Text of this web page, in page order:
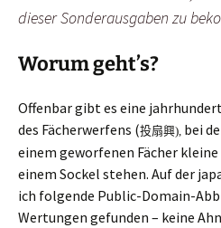
dieser Sonderausgaben zu
Worum geht’s?
Offenbar gibt es eine
des Fächerwerfens (投扇興), bei
einem geworfenen Fächer
einem Sockel stehen. Auf der
ich folgende Public-Domain-
Wertungen gefunden – keine